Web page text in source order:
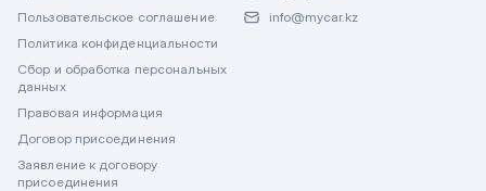
Пользовательское соглашение
Политика конфиденциальности
Сбор и обработка персональных
данных
Правовая информация
Договор присоединения
Заявление к договору
присоединения
info@mycar.kz